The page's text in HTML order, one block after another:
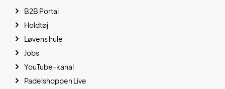
B2B Portal
Holdtøj
Løvens hule
Jobs
YouTube-kanal
Padelshoppen Live